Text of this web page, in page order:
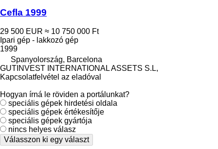
Cefla 1999
29 500 EUR ≈ 10 750 000 Ft
Ipari gép - lakkozó gép
1999
Spanyolország, Barcelona
GUTINVEST INTERNATIONAL ASSETS S.L,
Kapcsolatfelvétel az eladóval
Hogyan írná le röviden a portálunkat?
speciális gépek hirdetési oldala
speciális gépek értékesítője
speciális gépek gyártója
nincs helyes válasz
Válasszon ki egy választ